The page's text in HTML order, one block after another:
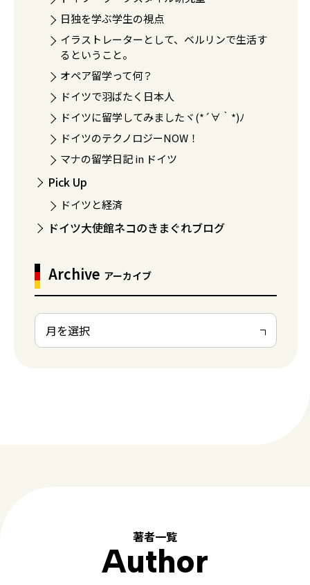
日独を学ぶ学生の視点
イラストレーターとして、ベルリンで生活す
るということ。
オペア留学って何？
ドイツで羽ばたく日本人
ドイツに留学してみましたヾ(*´∀｀*)ﾉ
ドイツのテクノロジーNOW！
マナの留学日記 in ドイツ
Pick Up
ドイツと経済
ドイツ大使館ネコのきまぐれブログ
Archive アーカイブ
著者一覧
Author